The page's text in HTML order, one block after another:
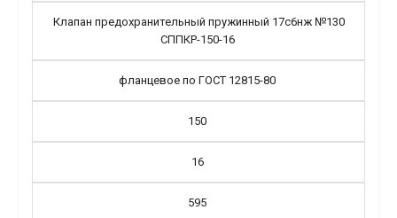
Клапан предохранительный пружинный 17с6нж №130
СППКР-150-16
фланцевое по ГОСТ 12815-80
150
16
595